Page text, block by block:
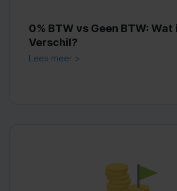
0% BTW vs Geen BTW: Wat
Verschil?
Lees meer >